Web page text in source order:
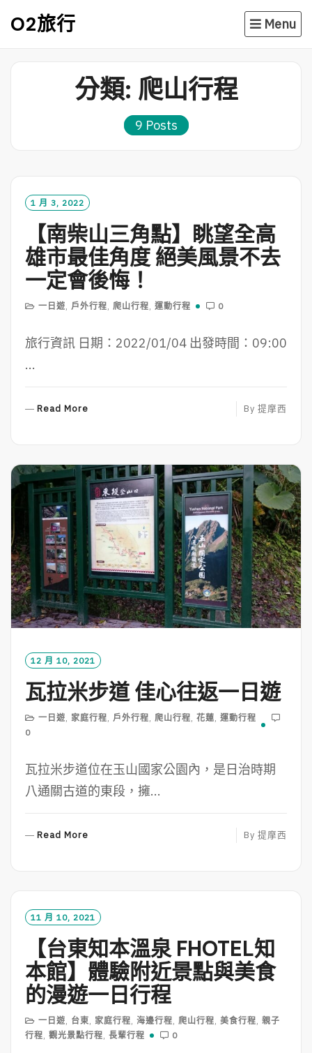
O2旅行 Menu
分類: 爬山行程
9 Posts
1 月 3, 2022
【南柴山三角點】眺望全高
雄市最佳角度 絕美風景不去
一定會後悔！
一日遊, 戶外行程, 爬山行程, 運動行程 0
旅行資訊 日期：2022/01/04 出發時間：09:00
...
Read More
M
O
R
By 提摩西
12 月 10, 2021
瓦拉米步道 佳心往返一日遊
一日遊, 家庭行程, 戶外行程, 爬山行程, 花蓮, 運動行程
0
瓦拉米步道位在玉山國家公園內，是日治時期
八通關古道的東段，擁...
Read More
O
R
E
By 提摩西
11 月 10, 2021
【台東知本溫泉 FHOTEL知
本館】體驗附近景點與美食
的漫遊一日行程
一日遊, 台東, 家庭行程, 海邊行程, 爬山行程, 美食行程, 親子
行程, 觀光景點行程, 長輩行程 0